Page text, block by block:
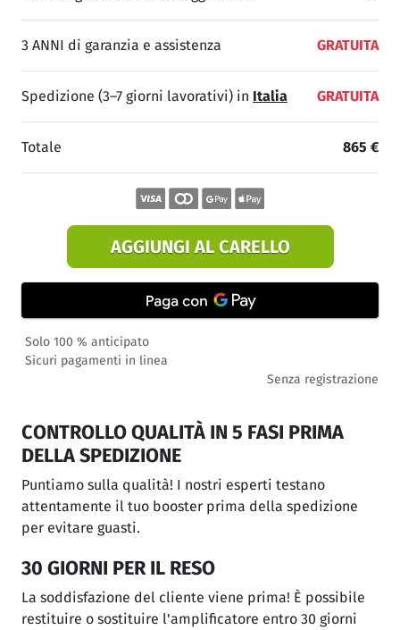
3 ANNI di garanzia e assistenza GRATUITA
Spedizione (3–7 giorni lavorativi) in Italia GRATUITA
Totale 865 €
AGGIUNGI AL CARELLO
Solo 100 % anticipato
Sicuri pagamenti in linea
Senza registrazione
CONTROLLO QUALITÀ IN 5 FASI PRIMA
DELLA SPEDIZIONE
Puntiamo sulla qualità! I nostri esperti testano
attentamente il tuo booster prima della spedizione
per evitare guasti.
30 GIORNI PER IL RESO
La soddisfazione del cliente viene prima! È possibile
restituire o sostituire l'amplificatore entro 30 giorni